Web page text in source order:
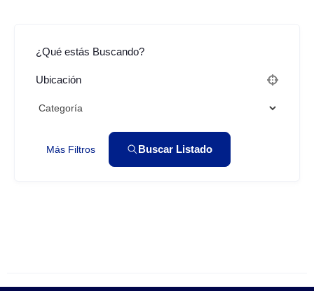
¿Qué estás Buscando?
Ubicación
Más Filtros Buscar Listado